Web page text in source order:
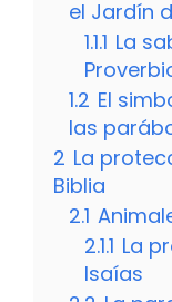
el Jardín
1.1.1 La
1.2 El
las
2 La
Biblia
2.1
2.1.1 La
Isaías